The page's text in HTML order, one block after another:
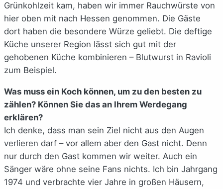
Grünkohlzeit kam, haben wir immer Rauchwürste von
hier oben mit nach Hessen genommen. Die Gäste
dort haben die besondere Würze geliebt. Die deftige
Küche unserer Region lässt sich gut mit der
gehobenen Küche kombinieren – Blutwurst in Ravioli
zum Beispiel.
Was muss ein Koch können, um zu den besten zu
zählen? Können Sie das an Ihrem Werdegang
erklären?
Ich denke, dass man sein Ziel nicht aus den Augen
verlieren darf – vor allem aber den Gast nicht. Denn
nur durch den Gast kommen wir weiter. Auch ein
Sänger wäre ohne seine Fans nichts. Ich bin Jahrgang
1974 und verbrachte vier Jahre in großen Häusern,